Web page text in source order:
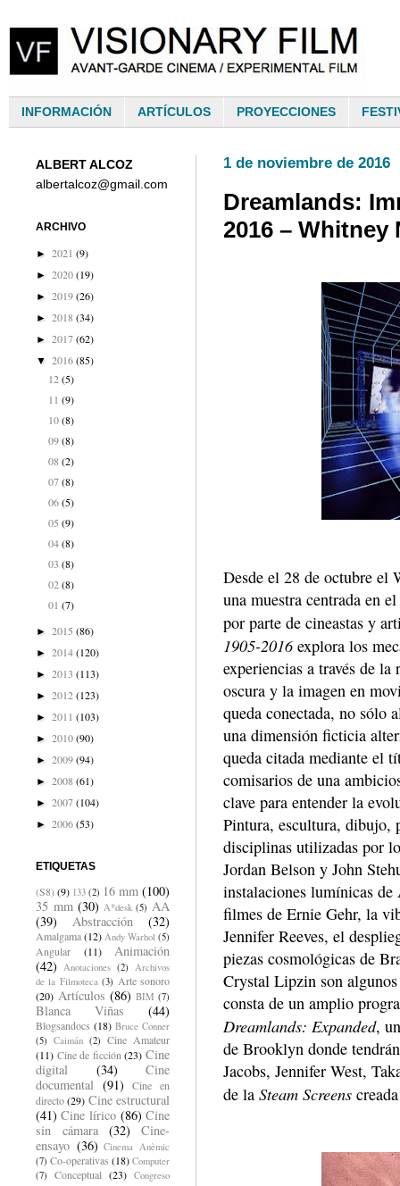
INFORMACIÓN ARTÍCULOS PROYECCIONES
1 de noviembre de 2016
Dreamlands:
2016 –
Desde el 28 de octubre
una muestra centrada en
por parte de cineastas y
1905-2016explora los
experiencias a través de
oscura y la imagen en
queda conectada, no sólo
una dimensión ficticia
queda citada mediante el
comisarios de una
clave para entender la
Pintura, escultura, dibujo,
disciplinas utilizadas por
Jordan Belson y John
instalaciones lumínicas
filmes de Ernie Gehr, la
Jennifer Reeves, el
piezas cosmológicas de
Crystal Lipzin son
consta de un amplio
Dreamlands: Expanded,
de Brooklyn donde
Jacobs, Jennifer West,
de la Steam Screens
ALBERT ALCOZ
albertalcoz@gmail.com
ARCHIVO
► 2021 (9)
► 2020(19)
► 2019(26)
► 2018(34)
► 2017(62)
▼ 2016(85)
12 (5)
11 (9)
10 (8)
09 (8)
08 (2)
07 (8)
06 (5)
05 (9)
04 (8)
03 (8)
02 (8)
01 (7)
► 2015 (86)
► 2014(120)
► 2013 (113)
► 2012(123)
► 2011 (103)
► 2010(90)
► 2009(94)
► 2008(61)
► 2007(104)
► 2006(53)
ETIQUETAS
(S8)(9) 133 (2) 16 mm (100)
35 mm (30) A*desk (5) AA
(39)
Abstracción (32)
Amalgama(12) Andy Warhol (5)
Angular (11)
Animación
(42)
Anotaciones (2)
Archivos
de la Filmoteca (3) Arte sonoro
(20) Artículos (86) BIM (7)
Blanca Viñas (44)
Blogsandocs (18) Bruce Conner
(5) Caimán (2) Cine Amateur
(11) Cine de ficción (23) Cine
digital
(34)
Cine
documental (91)
Cine en
directo (29) Cine estructural
(41) Cine lírico (86) Cine
sin cámara
(32)
Cine-
ensayo (36) Cinema Anèmic
(7) Co-operativas (18) Computer
(7)
Conceptual (23) Congreso